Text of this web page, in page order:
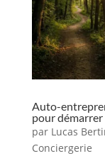
Auto-
pour démarrer
par Lucas
Conciergerie